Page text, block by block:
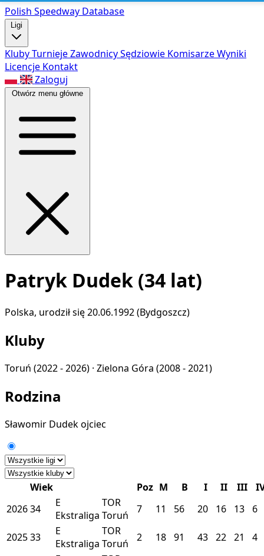
Polish Speedway Database
Ligi
KlubyTurniejeZawodnicySędziowie KomisarzeWyniki
Licencje Kontakt
Zaloguj
Otwórz menu główne
Patryk Dudek (34 lat)
Polska, urodził się 20.06.1992 (Bydgoszcz)
Kluby
Toruń (2022 - 2026) · Zielona Góra (2008 - 2021)
Rodzina
Sławomir Dudekojciec
Wiek Poz M B I II III
202634
E
Ekstraliga
TOR
Toruń
7 11 56 20 16 13 6
202533
E
Ekstraliga
TOR
Toruń
2 18 91 43 22 21 4